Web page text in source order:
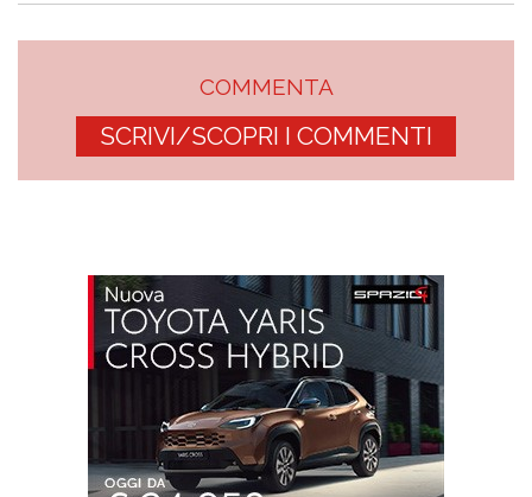
COMMENTA
SCRIVI/SCOPRI I COMMENTI